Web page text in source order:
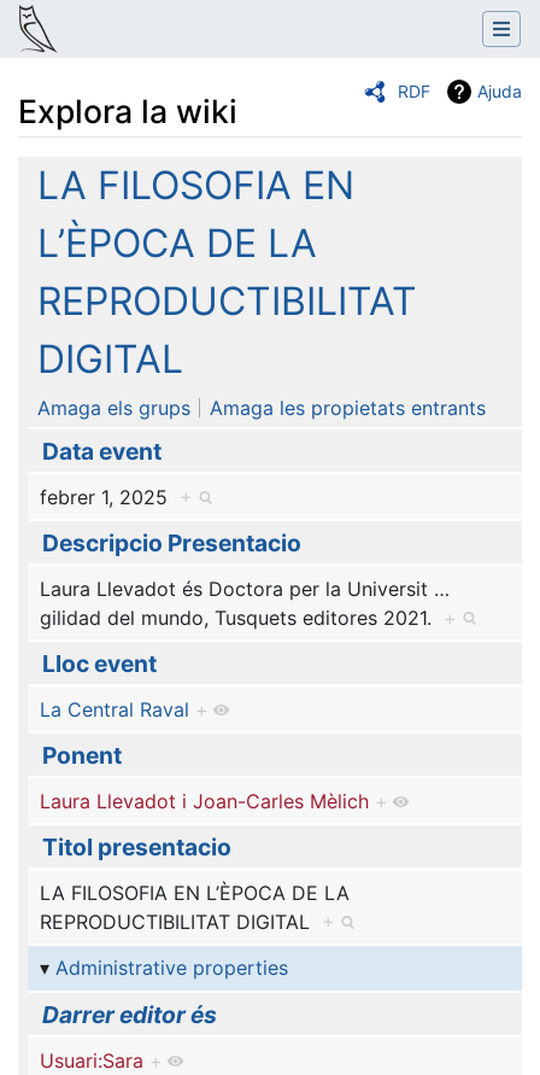
RDF Ajuda
Explora la wiki
Salta a: navegació ,cerca
LA FILOSOFIA EN
L’ÈPOCA DE LA
REPRODUCTIBILITAT
DIGITAL
Amaga els grups Amaga les propietats entrants
Data event
febrer 1, 2025 +
Descripcio Presentacio
Laura Llevadot és Doctora per la Universit …
gilidad del mundo, Tusquets editores 2021.
+
Lloc event
La Central Raval +
Ponent
Laura Llevadot i Joan-Carles Mèlich +
Titol presentacio
LA FILOSOFIA EN L’ÈPOCA DE LA
REPRODUCTIBILITAT DIGITAL
+
Administrative properties
Darrer editor és
Usuari:Sara +